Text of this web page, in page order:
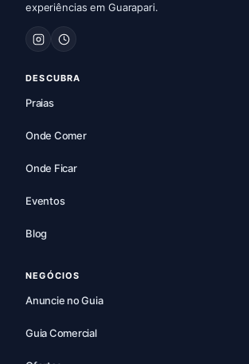
experiências em Guarapari.
DESCUBRA
Praias
Onde Comer
Onde Ficar
Eventos
Blog
NEGÓCIOS
Anuncie no Guia
Guia Comercial